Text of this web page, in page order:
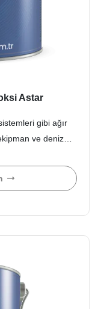
Astar
gibi ağır
ve deniz…